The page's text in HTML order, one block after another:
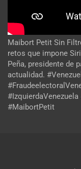
Maibort Petit Sin
retos que impone
Peña, presidente de
actualidad.
#MaibortPetit